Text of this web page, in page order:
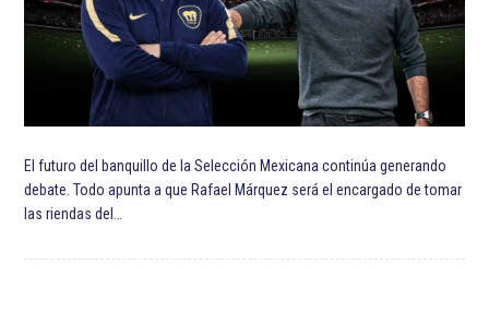
El futuro del banquillo de la Selección Mexicana continúa generando
debate. Todo apunta a que Rafael Márquez será el encargado de tomar
las riendas del…